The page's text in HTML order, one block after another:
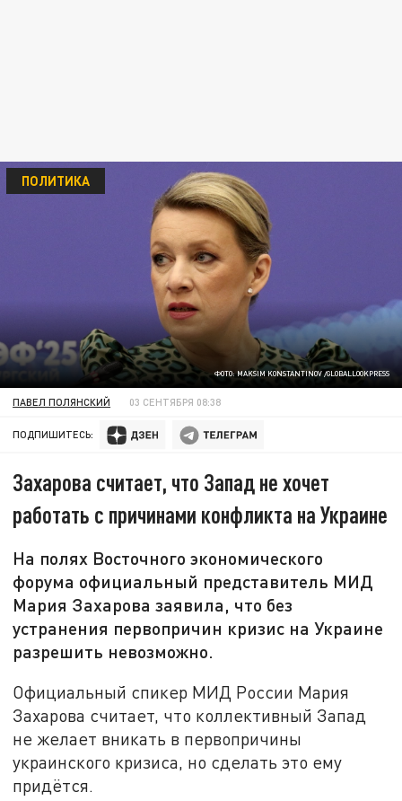
ФОТО: MAKSIM KONSTANTINOV /GLOBALLOOKPRESS
ПОЛИТИКА
ПАВЕЛ ПОЛЯНСКИЙ 03 СЕНТЯБРЯ 08:38
ПОДПИШИТЕСЬ:
Захарова считает, что Запад не хочет
работать с причинами конфликта на Украине
На полях Восточного экономического
форума официальный представитель МИД
Мария Захарова заявила, что без
устранения первопричин кризис на Украине
разрешить невозможно.
Официальный спикер МИД России Мария
Захарова считает, что коллективный Запад
не желает вникать в первопричины
украинского кризиса, но сделать это ему
придётся.